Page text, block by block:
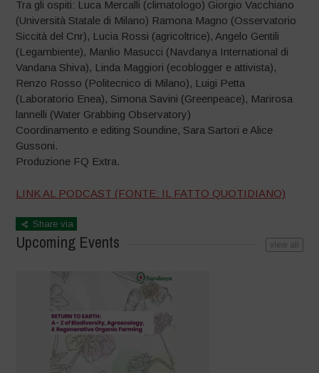
Tra gli ospiti: Luca Mercalli (climatologo) Giorgio Vacchiano
(Università Statale di Milano) Ramona Magno (Osservatorio
Siccità del Cnr), Lucia Rossi (agricoltrice), Angelo Gentili
(Legambiente), Manlio Masucci (Navdanya International di
Vandana Shiva), Linda Maggiori (ecoblogger e attivista),
Renzo Rosso (Politecnico di Milano), Luigi Petta
(Laboratorio Enea), Simona Savini (Greenpeace), Marirosa
lannelli (Water Grabbing Observatory)
Coordinamento e editing Soundine, Sara Sartori e Alice
Gussoni.
Produzione FQ Extra.
LINK AL PODCAST (FONTE: IL FATTO QUOTIDIANO)
Share via
Upcoming Events view all